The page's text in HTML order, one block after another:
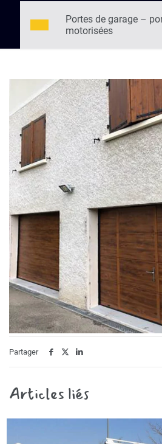
Portes de garage –
motorisées
Partager
Articles liés